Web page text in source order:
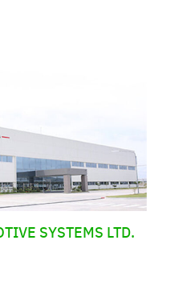
SYSTEMS LTD.